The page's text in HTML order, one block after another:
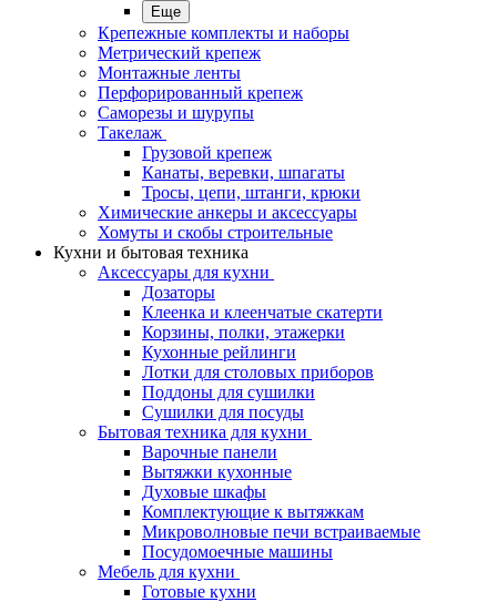
Еще
Крепежные комплекты и наборы
Метрический крепеж
Монтажные ленты
Перфорированный крепеж
Саморезы и шурупы
Такелаж
Грузовой крепеж
Канаты, веревки, шпагаты
Тросы, цепи, штанги, крюки
Химические анкеры и аксессуары
Хомуты и скобы строительные
Кухни и бытовая техника
Аксессуары для кухни
Дозаторы
Клеенка и клеенчатые скатерти
Корзины, полки, этажерки
Кухонные рейлинги
Лотки для столовых приборов
Поддоны для сушилки
Сушилки для посуды
Бытовая техника для кухни
Варочные панели
Вытяжки кухонные
Духовые шкафы
Комплектующие к вытяжкам
Микроволновые печи встраиваемые
Посудомоечные машины
Мебель для кухни
Готовые кухни